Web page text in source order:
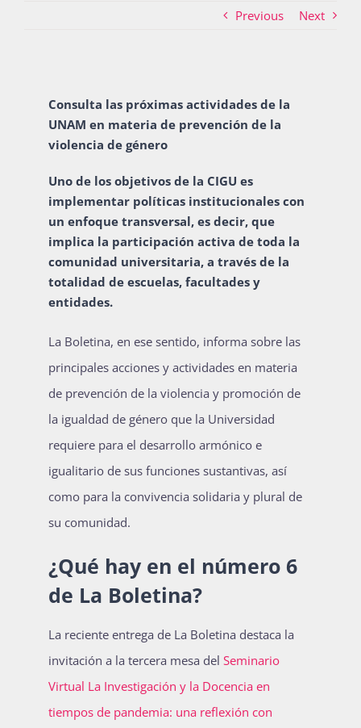
La Boletina
Blog
Recursos
Publicaciones
Bienvenida generación 2027-1
Previous Next
Consulta las próximas actividades de la
UNAM en materia de prevención de la
violencia de género
Uno de los objetivos de la CIGU es
implementar políticas institucionales con
un enfoque transversal, es decir, que
implica la participación activa de toda la
comunidad universitaria, a través de la
totalidad de escuelas, facultades y
entidades.
La Boletina, en ese sentido, informa sobre las
principales acciones y actividades en materia
de prevención de la violencia y promoción de
la igualdad de género que la Universidad
requiere para el desarrollo armónico e
igualitario de sus funciones sustantivas, así
como para la convivencia solidaria y plural de
su comunidad.
¿Qué hay en el número 6
de La Boletina?
La reciente entrega de La Boletina destaca la
invitación a la tercera mesa del Seminario
Virtual La Investigación y la Docencia en
tiempos de pandemia: una reflexión con